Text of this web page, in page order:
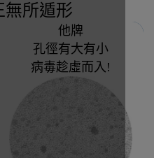
無所遁形
他牌
孔徑有大有小
病毒趁虛而入!